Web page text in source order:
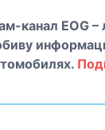
канал EOG